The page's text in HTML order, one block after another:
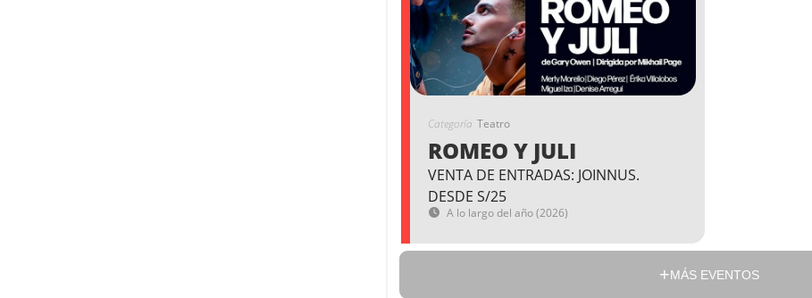
Categoría Teatro
ROMEO Y JULI
VENTA DE ENTRADAS: JOINNUS.
DESDE S/25
A lo largo del año (2026)
MÁS EVENTOS